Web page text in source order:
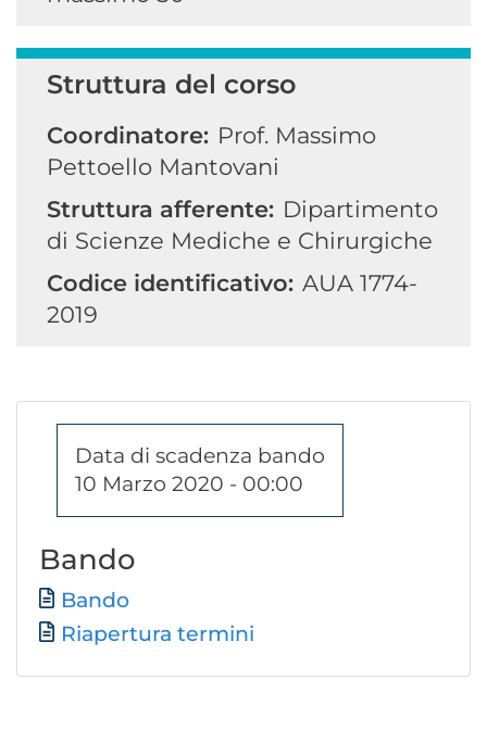
Struttura del corso
Coordinatore: Prof. Massimo
Pettoello Mantovani
Struttura afferente: Dipartimento
di Scienze Mediche e Chirurgiche
Codice identificativo: AUA 1774-
2019
Data di scadenza bando
10 Marzo 2020 - 00:00
Bando
Documento
Bando
Riapertura termini